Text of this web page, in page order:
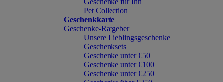
Geschenke für Ihn
Pet Collection
Geschenkkarte
Geschenke-Ratgeber
Unsere Lieblingsgeschenke
Geschenksets
Geschenke unter €50
Geschenke unter €100
Geschenke unter €250